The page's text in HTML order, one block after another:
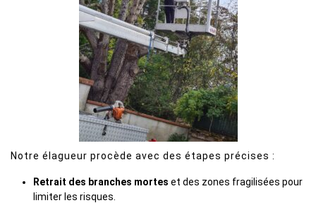
Notre élagueur procède avec des étapes précises :
Retrait des branches mortes et des zones fragilisées pour
limiter les risques.